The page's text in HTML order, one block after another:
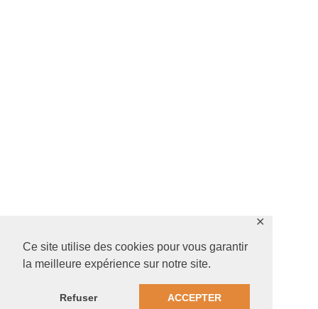
Ce site utilise des cookies pour vous garantir
la meilleure expérience sur notre site.
Refuser ACCEPTER
✕